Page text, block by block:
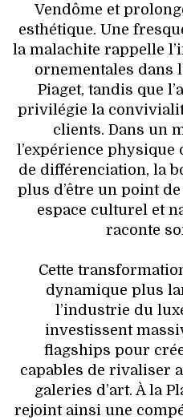
Vendôme et
esthétique. Une
la malachite rappelle
ornementales dans
Piaget, tandis que
privilégie la
clients. Dans un
l’expérience
de différenciation, la
plus d’être un point
espace culturel et
raconte
Cette
dynamique plus
l’industrie du
investissent
flagships pour
capables de rivaliser
galeries d’art. À la
rejoint ainsi une